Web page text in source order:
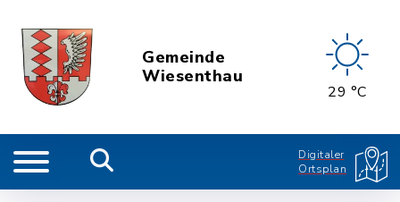
Gemeinde
Wiesenthau
29 °C
Digitaler
Ortsplan